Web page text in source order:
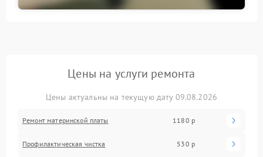
Цены на услуги ремонта
Цены актуальны на текущую дату 09.08.2026
Ремонт материнской платы 1180 р
Профилактическая чистка 530 р